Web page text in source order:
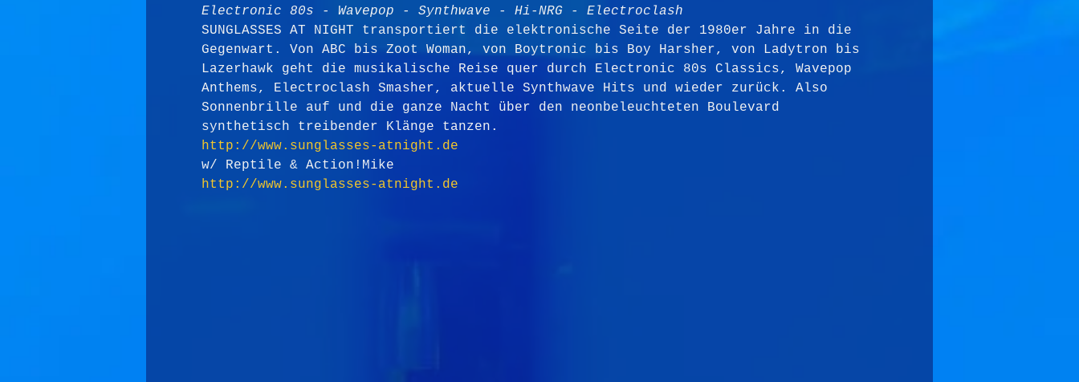
Electronic 80s - Wavepop - Synthwave - Hi-NRG - Electroclash
SUNGLASSES AT NIGHT transportiert die elektronische Seite der 1980er Jahre in die
Gegenwart. Von ABC bis Zoot Woman, von Boytronic bis Boy Harsher, von Ladytron bis
Lazerhawk geht die musikalische Reise quer durch Electronic 80s Classics, Wavepop
Anthems, Electroclash Smasher, aktuelle Synthwave Hits und wieder zurück. Also
Sonnenbrille auf und die ganze Nacht über den neonbeleuchteten Boulevard
synthetisch treibender Klänge tanzen.
http://www.sunglasses-atnight.de
w/ Reptile & Action!Mike
http://www.sunglasses-atnight.de